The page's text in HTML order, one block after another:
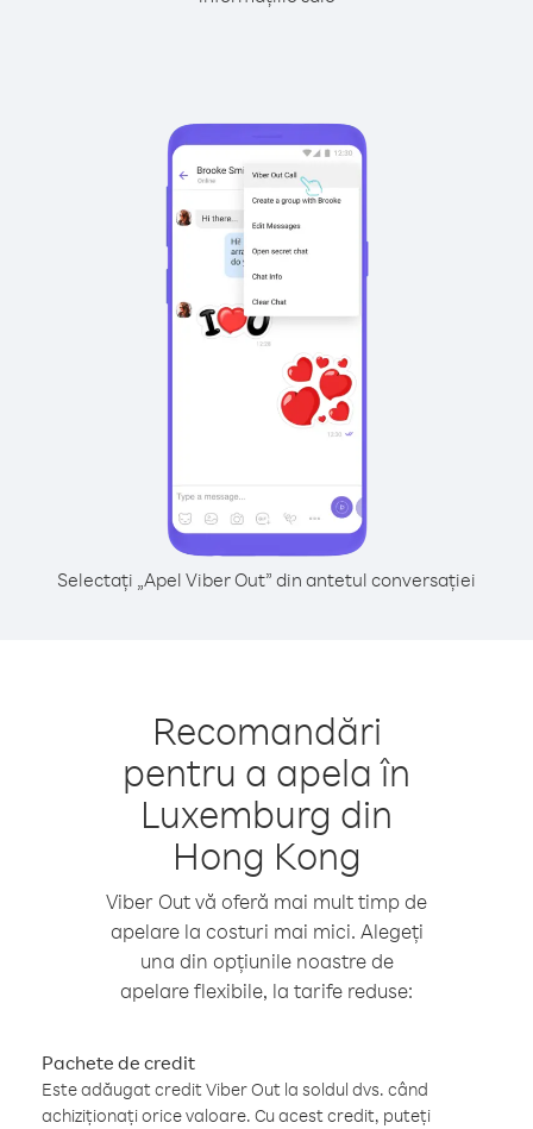
Selectați „Apel Viber Out” din antetul conversației
Recomandări
pentru a apela în
Luxemburg din
Hong Kong
Viber Out vă oferă mai mult timp de
apelare la costuri mai mici. Alegeți
una din opțiunile noastre de
apelare flexibile, la tarife reduse:
Pachete de credit
Este adăugat credit Viber Out la soldul dvs. când
achiziționați orice valoare. Cu acest credit, puteți